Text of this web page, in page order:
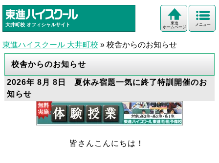
大井町校 オフィシャルサイト メニュー
東進
ホームページ
東進ハイスクール 大井町校 » 校舎からのお知らせ
校舎からのお知らせ
2026年 8月 8日 夏休み宿題一気に終了特訓開催のお
知らせ
皆さんこんにちは！